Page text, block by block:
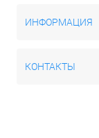
ИНФОРМАЦИЯ
КОНТАКТЫ